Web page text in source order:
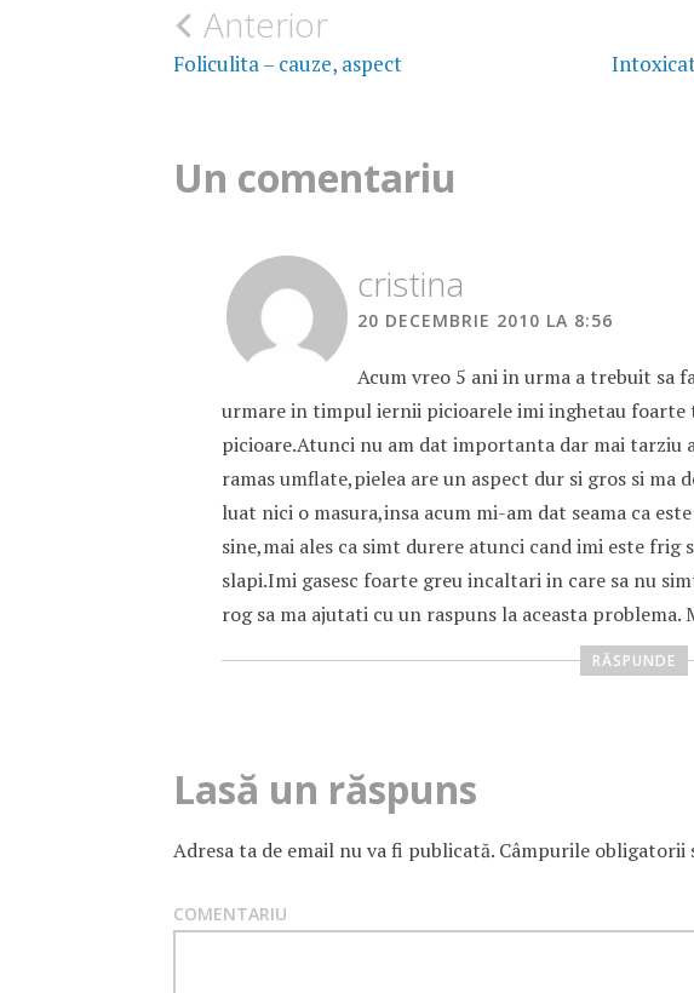
Navigare
în
Anterior
Foliculita – cauze, aspect
Un comentariu
cristina
20 DECEMBRIE 2010 LA 8:56
Acum vreo 5 ani in urma a trebuit sa
urmare in timpul iernii picioarele imi inghetau foarte
picioare.Atunci nu am dat importanta dar mai tarziu
ramas umflate,pielea are un aspect dur si gros si ma
luat nici o masura,insa acum mi-am dat seama ca
sine,mai ales ca simt durere atunci cand imi este frig
slapi.Imi gasesc foarte greu incaltari in care sa nu
rog sa ma ajutati cu un raspuns la aceasta problema.
RĂSPUNDE
Lasă un răspuns
Adresa ta de email nu va fi publicată.Câmpurile obligatorii
COMENTARIU